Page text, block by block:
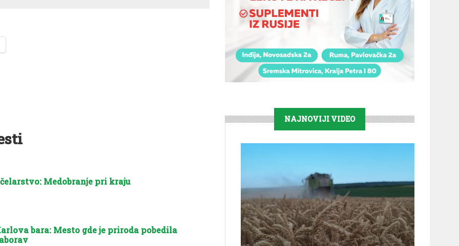
Medobranje pri kraju
bara: Mesto gde je priroda pobedila
NAJNOVIJI VIDEO